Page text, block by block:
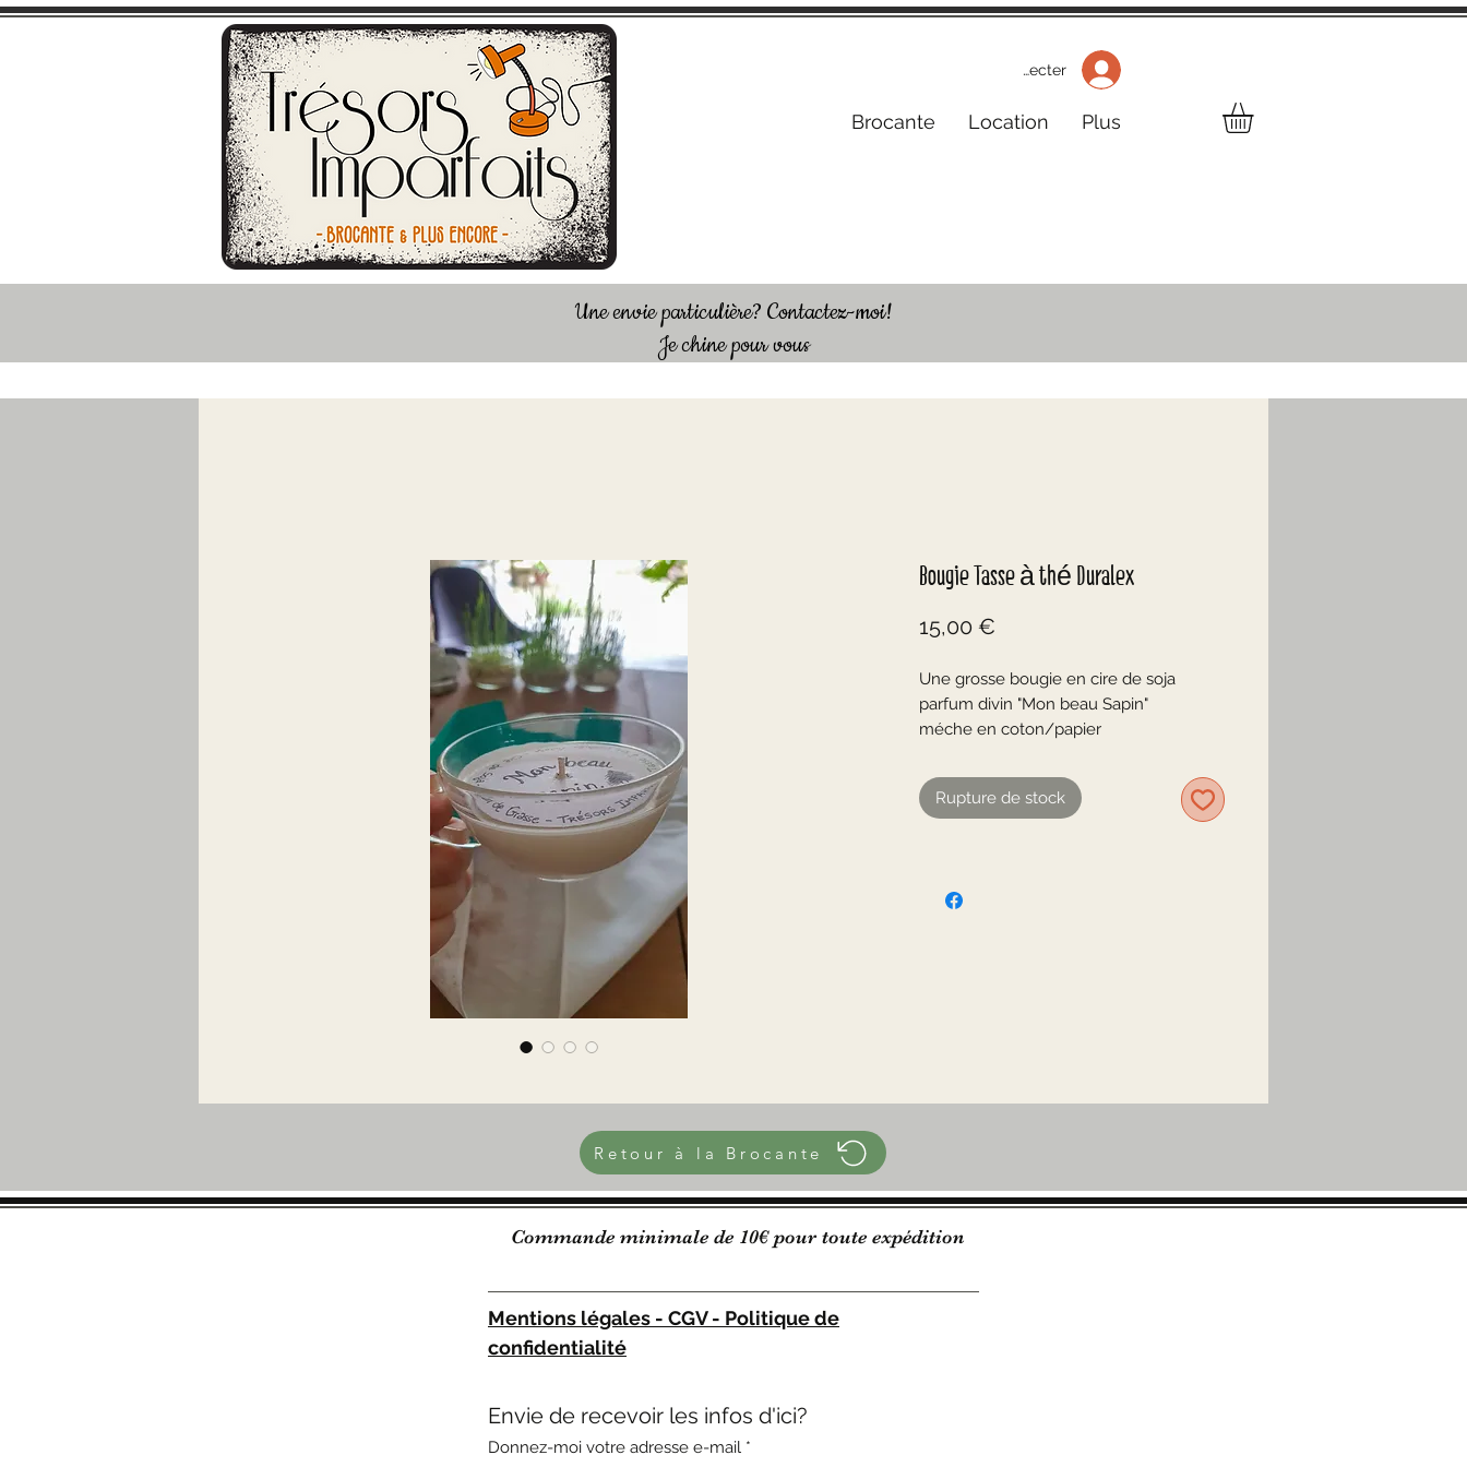
S'inscrire / Se connecter
Brocante Location Plus
Une envie particulière? Contactez-moi!
Je chine pour vous
Bougie Tasse à thé Duralex
15,00 €
Une grosse bougie en cire de soja
parfum divin "Mon beau Sapin"
méche en coton/papier
Duralex
Sans aucune substance nocive!
Hauteur tasse 6 cm
Rupture de stock
Retour à la Brocante
Commande minimale de 10€ pour toute expédition
Mentions légales - CGV - Politique de
confidentialité
Envie de recevoir les infos d'ici?
Donnez-moi votre adresse e-mail